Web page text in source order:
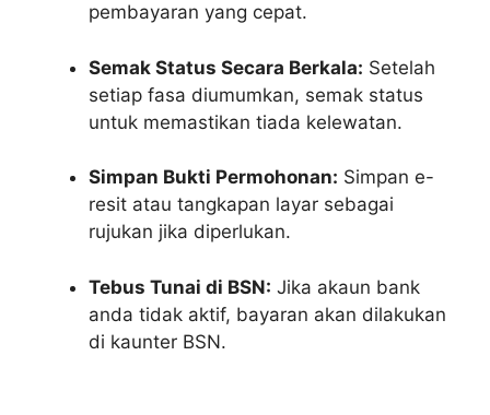
pembayaran yang cepat.
Semak Status Secara Berkala: Setelah
setiap fasa diumumkan, semak status
untuk memastikan tiada kelewatan.
Simpan Bukti Permohonan: Simpan e-
resit atau tangkapan layar sebagai
rujukan jika diperlukan.
Tebus Tunai di BSN: Jika akaun bank
anda tidak aktif, bayaran akan dilakukan
di kaunter BSN.